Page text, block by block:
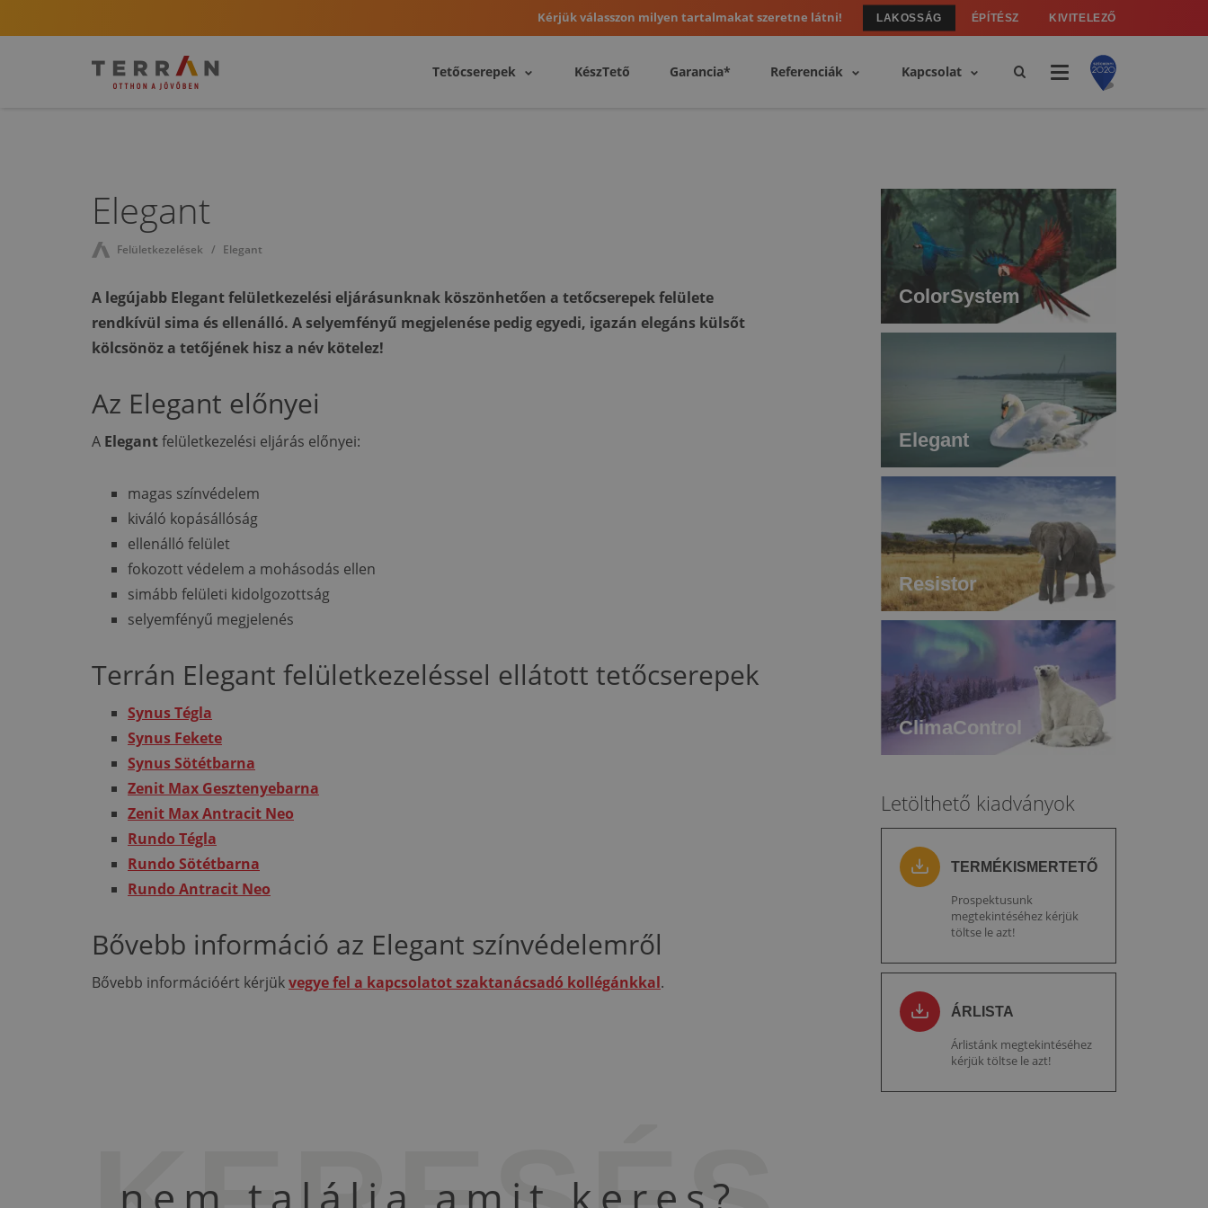
Kérjük válasszon milyen tartalmakat szeretne látni! LAKOSSÁG ÉPÍTÉSZ KIVITELEZŐ
Tetőcserepek KészTető Garancia* Referenciák Kapcsolat
Elegant
Felületkezelések Elegant
A legújabb Elegant felületkezelési eljárásunknak köszönhetően a tetőcserepek felülete
rendkívül sima és ellenálló. A selyemfényű megjelenése pedig egyedi, igazán elegáns külsőt
kölcsönöz a tetőjének hisz a név kötelez!
Az Elegant előnyei
A Elegantfelületkezelési eljárás előnyei:
magas színvédelem
kiváló kopásállóság
ellenálló felület
fokozott védelem a mohásodás ellen
simább felületi kidolgozottság
selyemfényű megjelenés
Terrán Elegant felületkezeléssel ellátott tetőcserepek
Synus Tégla
Synus Fekete
Synus Sötétbarna
Zenit Max Gesztenyebarna
Zenit Max Antracit Neo
Rundo Tégla
Rundo Sötétbarna
Rundo Antracit Neo
Bővebb információ az Elegant színvédelemről
Bővebb információért kérjükvegye fel a kapcsolatot szaktanácsadó kollégánkkal.
nem találja amit keres?
ColorSystem
Elegant
Resistor
ClimaControl
Letölthető kiadványok
TERMÉKISMERTETŐ
Prospektusunk
megtekintéséhez kérjük
töltse le azt!
ÁRLISTA
Árlistánk megtekintéséhez
kérjük töltse le azt!